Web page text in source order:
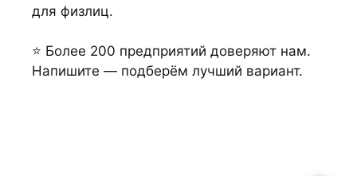
для физлиц.
⭐ Более 200 предприятий доверяют нам.
Напишите — подберём лучший вариант.